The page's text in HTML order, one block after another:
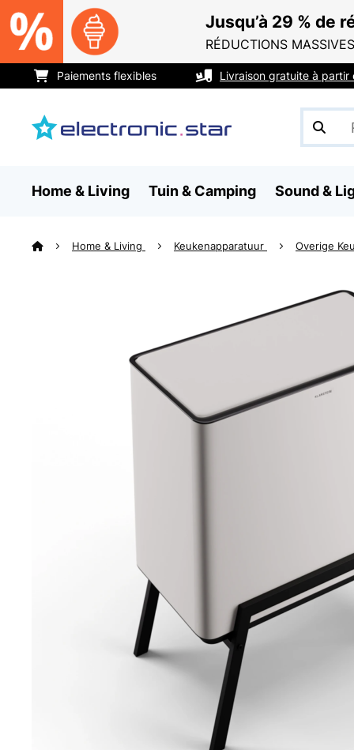
Jusqu’à 29 % de
RÉDUCTIONS
Paiements flexibles Livraison gratuite à partir
Home & Living Tuin & Camping Sound &
Home & Living Keukenapparatuur Overige